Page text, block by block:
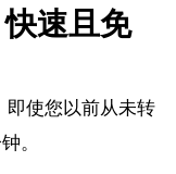
速且免
即使您以前从未转
。